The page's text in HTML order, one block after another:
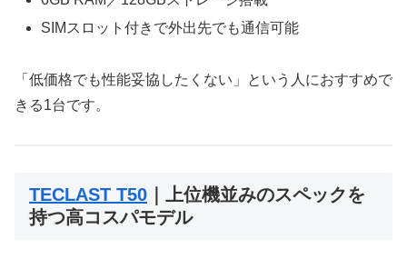
SIMスロット付きで外出先でも通信可能
「低価格でも性能妥協したくない」という人におすすめで
きる1台です。
TECLAST T50 ｜上位機並みのスペックを
持つ高コスパモデル